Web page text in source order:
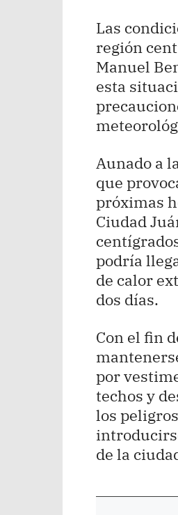
Las
región
Manuel
esta
Aunado a
que
próximas
Ciudad
podría
de calor
dos días.
Con el fin
por
techos y
los
de la